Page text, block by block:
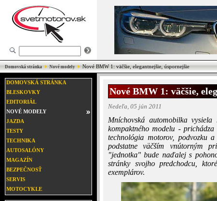
Domovská stránka Nové modely Nové BMW 1: väčšie, elegantnejšie, úspornejšie
DOMOVSKÁ STRÁNKA
BLESKOVKY
EDITORIÁL
NOVÉ MODELY
JAZDA
TESTY
TECHNIKA
AUTOSALÓNY
MAGAZÍN
BEZPEČNOSŤ
SERVIS
MOTOCYKLE
Nové BMW 1: väčšie,
Nedeľa, 05 jún 2011
Mníchovská automobilka
kompaktného modelu -
technológia motorov, podvozku
podstatne väčším vnútorným
"jednotka" bude naďalej s
stránky svojho predchodcu,
exemplárov.